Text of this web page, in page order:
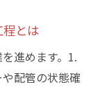
とは
進めます。1.
配管の状態確